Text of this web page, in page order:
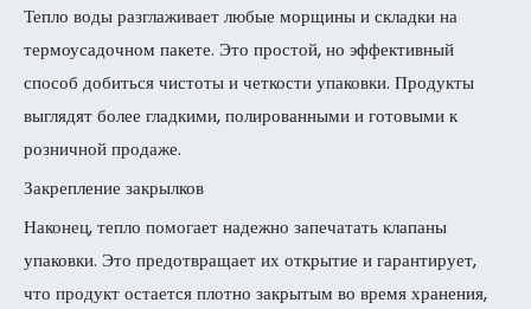
Тепло воды разглаживает любые морщины и складки на
термоусадочном пакете. Это простой, но эффективный
способ добиться чистоты и четкости упаковки. Продукты
выглядят более гладкими, полированными и готовыми к
розничной продаже.
Закрепление закрылков
Наконец, тепло помогает надежно запечатать клапаны
упаковки. Это предотвращает их открытие и гарантирует,
что продукт остается плотно закрытым во время хранения,